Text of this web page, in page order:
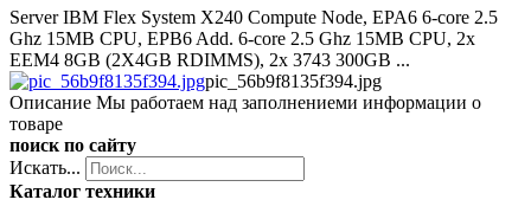
Server IBM Flex System X240 Compute Node, EPA6 6-core 2.5
Ghz 15MB CPU, EPB6 Add. 6-core 2.5 Ghz 15MB CPU, 2x
EEM4 8GB (2X4GB RDIMMS), 2x 3743 300GB ...
pic_56b9f8135f394.jpg
Описание Мы работаем над заполнениеми информации о
товаре
поиск по сайту
Искать...
Каталог техники